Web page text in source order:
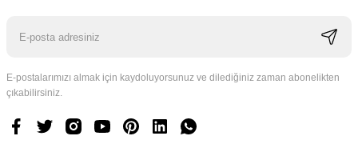
Labor Medikal Tekstil
E-postalarımızı almak için kaydoluyorsunuz ve dilediğiniz zaman abonelikten
çıkabilirsiniz.